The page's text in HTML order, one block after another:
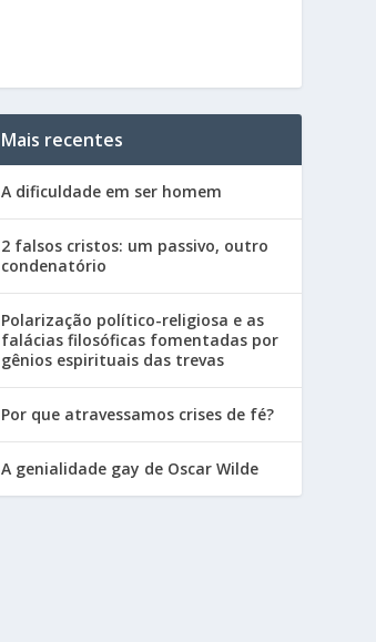
Mais recentes
A dificuldade em ser homem
2 falsos cristos: um passivo, outro
condenatório
Polarização político-religiosa e as
falácias filosóficas fomentadas por
gênios espirituais das trevas
Por que atravessamos crises de fé?
A genialidade gay de Oscar Wilde